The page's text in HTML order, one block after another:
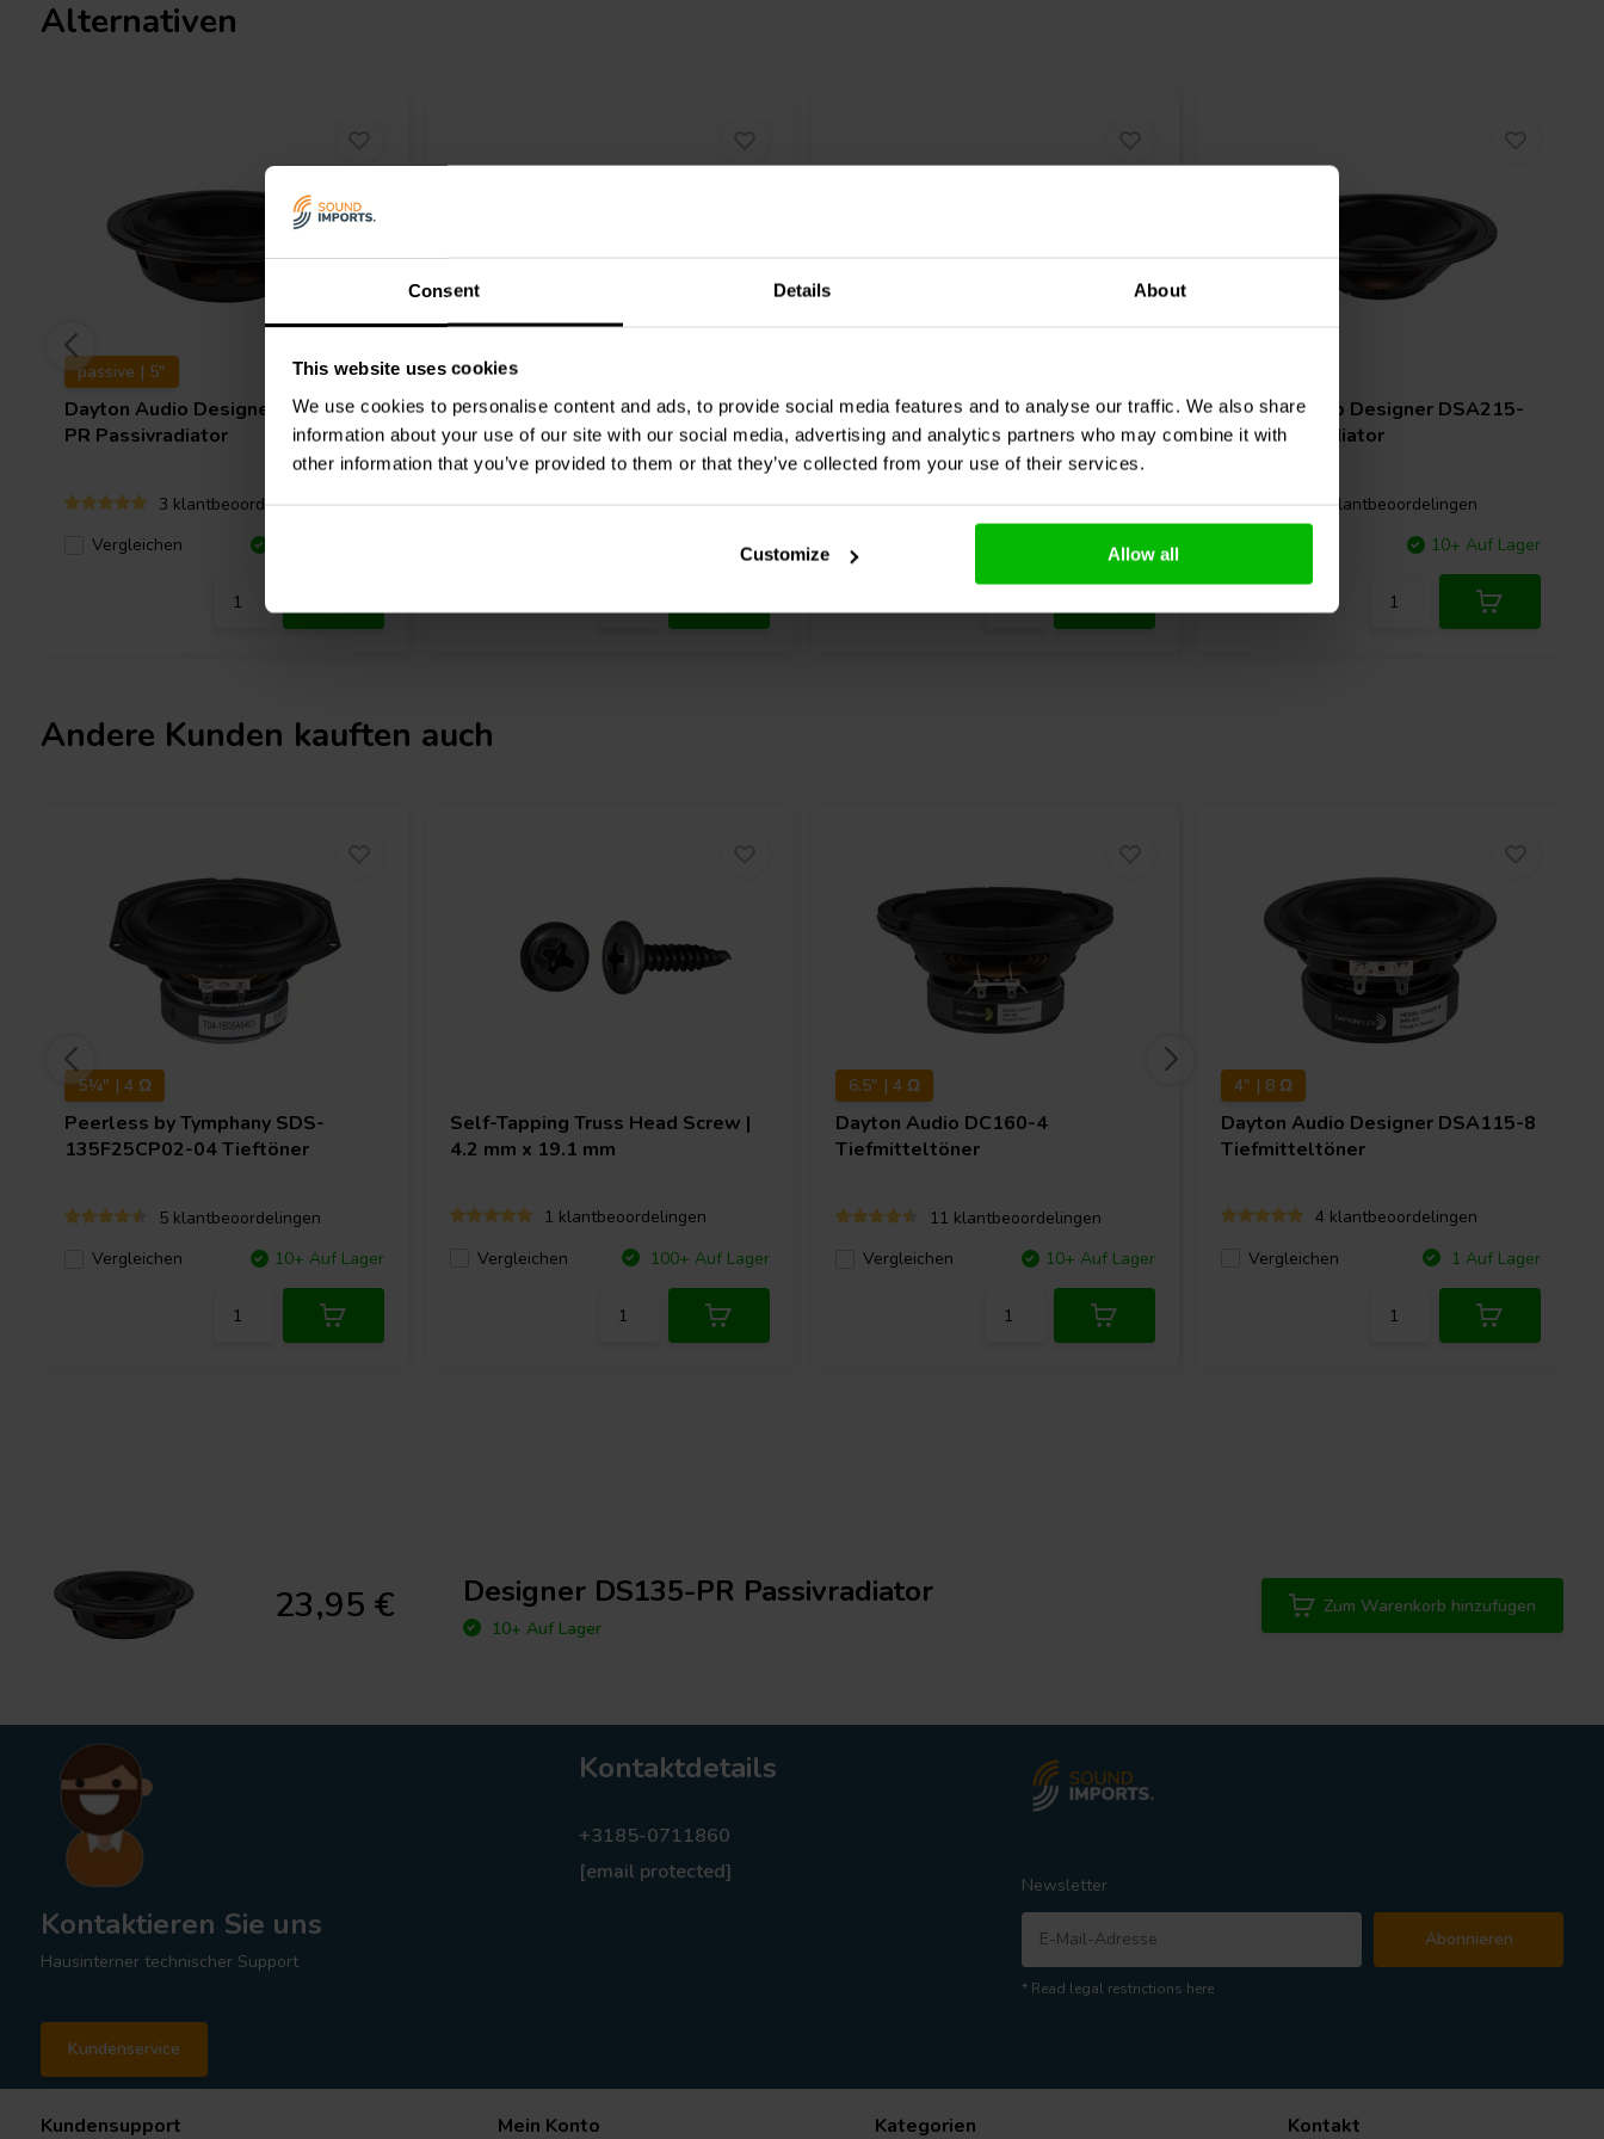
Consent Details About
This website uses cookies
We use cookies to personalise content and ads, to provide social media features and to analyse our traffic. We also share
information about your use of our site with our social media, advertising and analytics partners who may combine it with
other information that you’ve provided to them or that they’ve collected from your use of their services.
Customize Allow all
Alternativen
passive | 5"
Dayton Audio Designer DSA135-
PR Passivradiator
3 klantbeoordelingen
Vergleichen
passive | 6.5"
Dayton AudioDesigner DSA175-
PR Passivradiator
4 klantbeoordelingen
1 Auf Lager
Dayton Audio Designer DSA115-
PR Passivradiator
4 klantbeoordelingen
10+ Auf Lager
Dayton Audio Designer DSA215-
PR Passivradiator
7 klantbeoordelingen
10+ Auf Lager
Andere Kunden kauften auch
5¼" | 4 Ω
Peerless by Tymphany SDS-
135F25CP02-04 Tieftöner
5 klantbeoordelingen
Vergleichen
10+ Auf Lager
Self-Tapping Truss Head Screw |
4.2 mm x 19.1 mm
1 klantbeoordelingen
Vergleichen
100+ Auf Lager
6.5" | 4 Ω
Dayton Audio DC160-4
Tiefmitteltöner
11 klantbeoordelingen
Vergleichen
10+ Auf Lager
4" | 8 Ω
Dayton Audio Designer DSA115-8
Tiefmitteltöner
4 klantbeoordelingen
Vergleichen
1 Auf Lager
23,95 € Designer DS135-PR Passivradiator
10+ Auf Lager
Zum Warenkorb hinzufügen
Kontaktieren Sie uns
Hausinterner technischer Support
Kundenservice
Kontaktdetails
+3185-0711860
[email protected]
Newsletter
Abonnieren
* Read legal restrictions here
Kundensupport Mein Konto Kategorien Kontakt